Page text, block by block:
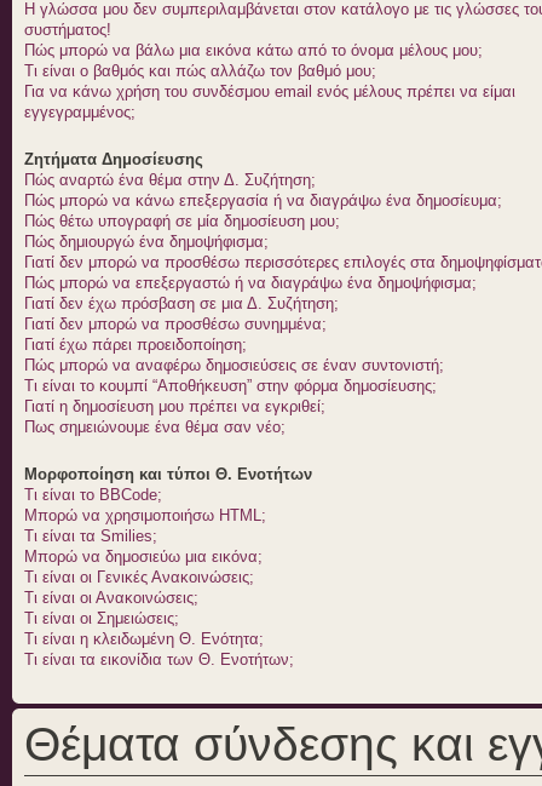
Η γλώσσα μου δεν συμπεριλαμβάνεται στον κατάλογο με τις γλώσσες
συστήματος!
Πώς μπορώ να βάλω μια εικόνα κάτω από το όνομα μέλους μου;
Τι είναι ο βαθμός και πώς αλλάζω τον βαθμό μου;
Για να κάνω χρήση του συνδέσμου email ενός μέλους πρέπει να είμαι
εγγεγραμμένος;
Ζητήματα Δημοσίευσης
Πώς αναρτώ ένα θέμα στην Δ. Συζήτηση;
Πώς μπορώ να κάνω επεξεργασία ή να διαγράψω ένα δημοσίευμα;
Πώς θέτω υπογραφή σε μία δημοσίευση μου;
Πώς δημιουργώ ένα δημοψήφισμα;
Γιατί δεν μπορώ να προσθέσω περισσότερες επιλογές στα
Πώς μπορώ να επεξεργαστώ ή να διαγράψω ένα δημοψήφισμα;
Γιατί δεν έχω πρόσβαση σε μια Δ. Συζήτηση;
Γιατί δεν μπορώ να προσθέσω συνημμένα;
Γιατί έχω πάρει προειδοποίηση;
Πώς μπορώ να αναφέρω δημοσιεύσεις σε έναν συντονιστή;
Τι είναι το κουμπί “Αποθήκευση” στην φόρμα δημοσίευσης;
Γιατί η δημοσίευση μου πρέπει να εγκριθεί;
Πως σημειώνουμε ένα θέμα σαν νέο;
Μορφοποίηση και τύποι Θ. Ενοτήτων
Τι είναι το BBCode;
Μπορώ να χρησιμοποιήσω HTML;
Τι είναι τα Smilies;
Μπορώ να δημοσιεύω μια εικόνα;
Τι είναι οι Γενικές Ανακοινώσεις;
Τι είναι οι Ανακοινώσεις;
Τι είναι οι Σημειώσεις;
Τι είναι η κλειδωμένη Θ. Ενότητα;
Τι είναι τα εικονίδια των Θ. Ενοτήτων;
Θέματα σύνδεσης και